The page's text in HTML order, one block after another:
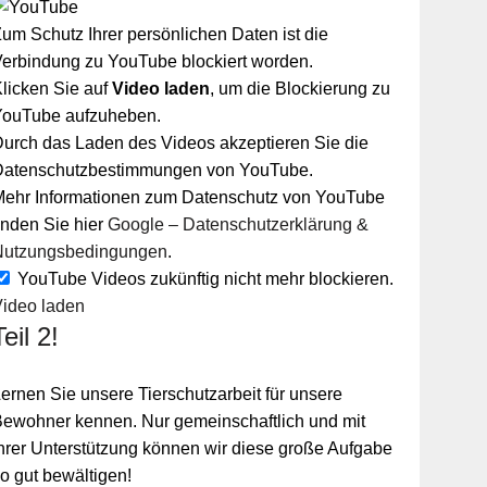
Schutz Ihrer persönlichen Daten ist die
zu YouTube blockiert worden.
Sie aufVideo laden, um die Blockierung zu
aufzuheben.
das Laden des Videos akzeptieren Sie die
von YouTube.
Informationen zum Datenschutz von YouTube
Sie hierGoogle – Datenschutzerklärung &
.
YouTube Videos zukünftig nicht mehr blockieren.
laden
2!
Sie unsere Tierschutzarbeit für unsere
kennen. Nur gemeinschaftlich und mit
Unterstützung können wir diese große Aufgabe
gut bewältigen!